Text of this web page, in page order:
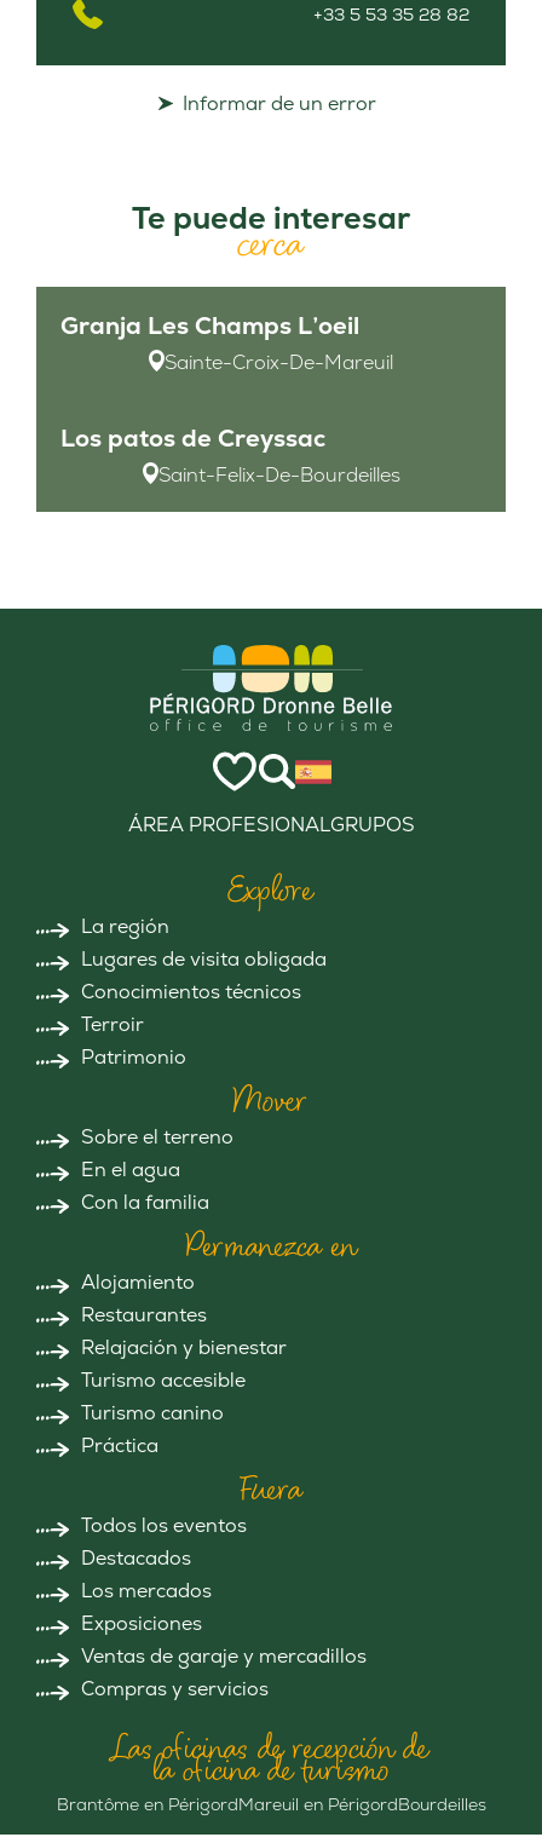
+33 5 53 35 28 82
Informar de un error
Te puede interesar
cerca
Granja Les Champs L’oeil
Sainte-Croix-De-Mareuil
Los patos de Creyssac
Saint-Felix-De-Bourdeilles
ÁREA PROFESIONALGRUPOS
Explore
La región
Lugares de visita obligada
Conocimientos técnicos
Terroir
Patrimonio
Mover
Sobre el terreno
En el agua
Con la familia
Permanezca en
Alojamiento
Restaurantes
Relajación y bienestar
Turismo accesible
Turismo canino
Práctica
Fuera
Todos los eventos
Destacados
Los mercados
Exposiciones
Ventas de garaje y mercadillos
Compras y servicios
Las oficinas de recepción de
la oficina de turismo
Brantôme en PérigordMareuil en PérigordBourdeilles